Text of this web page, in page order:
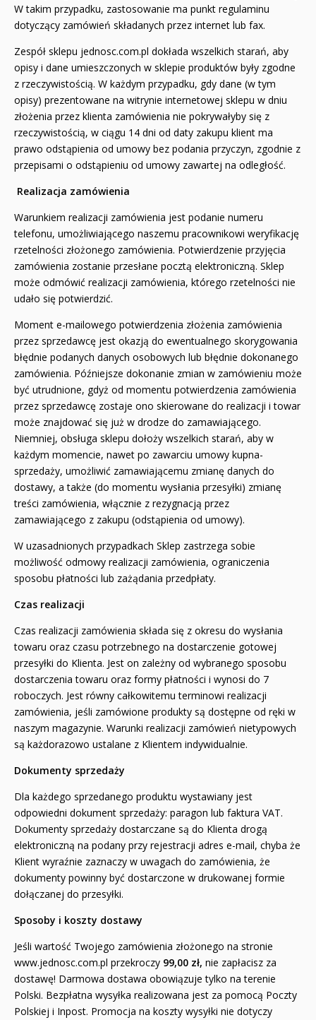
W takim przypadku, zastosowanie ma punkt regulaminu
dotyczący zamówień składanych przez internet lub fax.
Zespół sklepu jednosc.com.pl dokłada wszelkich starań, aby
opisy i dane umieszczonych w sklepie produktów były zgodne
z rzeczywistością. W każdym przypadku, gdy dane (w tym
opisy) prezentowane na witrynie internetowej sklepu w dniu
złożenia przez klienta zamówienia nie pokrywałyby się z
rzeczywistością, w ciągu 14 dni od daty zakupu klient ma
prawo odstąpienia od umowy bez podania przyczyn, zgodnie z
przepisami o odstąpieniu od umowy zawartej na odległość.
Realizacja zamówienia
Warunkiem realizacji zamówienia jest podanie numeru
telefonu, umożliwiającego naszemu pracownikowi weryfikację
rzetelności złożonego zamówienia. Potwierdzenie przyjęcia
zamówienia zostanie przesłane pocztą elektroniczną. Sklep
może odmówić realizacji zamówienia, którego rzetelności nie
udało się potwierdzić.
Moment e-mailowego potwierdzenia złożenia zamówienia
przez sprzedawcę jest okazją do ewentualnego skorygowania
błędnie podanych danych osobowych lub błędnie dokonanego
zamówienia. Późniejsze dokonanie zmian w zamówieniu może
być utrudnione, gdyż od momentu potwierdzenia zamówienia
przez sprzedawcę zostaje ono skierowane do realizacji i towar
może znajdować się już w drodze do zamawiającego.
Niemniej, obsługa sklepu dołoży wszelkich starań, aby w
każdym momencie, nawet po zawarciu umowy kupna-
sprzedaży, umożliwić zamawiającemu zmianę danych do
dostawy, a także (do momentu wysłania przesyłki) zmianę
treści zamówienia, włącznie z rezygnacją przez
zamawiającego z zakupu (odstąpienia od umowy).
W uzasadnionych przypadkach Sklep zastrzega sobie
możliwość odmowy realizacji zamówienia, ograniczenia
sposobu płatności lub zażądania przedpłaty.
Czas realizacji
Czas realizacji zamówienia składa się z okresu do wysłania
towaru oraz czasu potrzebnego na dostarczenie gotowej
przesyłki do Klienta. Jest on zależny od wybranego sposobu
dostarczenia towaru oraz formy płatności i wynosi do 7
roboczych. Jest równy całkowitemu terminowi realizacji
zamówienia, jeśli zamówione produkty są dostępne od ręki w
naszym magazynie. Warunki realizacji zamówień nietypowych
są każdorazowo ustalane z Klientem indywidualnie.
Dokumenty sprzedaży
Dla każdego sprzedanego produktu wystawiany jest
odpowiedni dokument sprzedaży: paragon lub faktura VAT.
Dokumenty sprzedaży dostarczane są do Klienta drogą
elektroniczną na podany przy rejestracji adres e-mail, chyba że
Klient wyraźnie zaznaczy w uwagach do zamówienia, że
dokumenty powinny być dostarczone w drukowanej formie
dołączanej do przesyłki.
Sposoby i koszty dostawy
Jeśli wartość Twojego zamówienia złożonego na stronie
www.jednosc.com.pl przekroczy 99,00 zł, nie zapłacisz za
dostawę! Darmowa dostawa obowiązuje tylko na terenie
Polski. Bezpłatna wysyłka realizowana jest za pomocą Poczty
Polskiej i Inpost. Promocja na koszty wysyłki nie dotyczy